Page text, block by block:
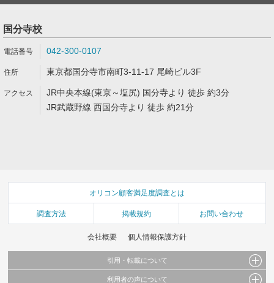
国分寺校
042-300-0107
東京都国分寺市南町3-11-17 尾崎ビル3F
JR中央本線(東京～塩尻) 国分寺より 徒歩 約3分
JR武蔵野線 西国分寺より 徒歩 約21分
オリコン顧客満足度調査とは
調査方法 掲載規約 お問い合わせ
会社概要 個人情報保護方針
引用・転載について
当サイトで公開されている情報（文字、写真、イラスト、画像データ等）及びこれらの配
利用者の声について